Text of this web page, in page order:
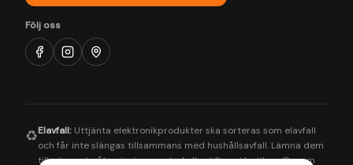
Följ oss
♻️Elavfall: Uttjänta elektronikprodukter ska sorteras som elavfall
och får inte slängas tillsammans med hushållsavfall. Lämna dem
till närmaste återvinningscentral eller till oss i butiken. Genom